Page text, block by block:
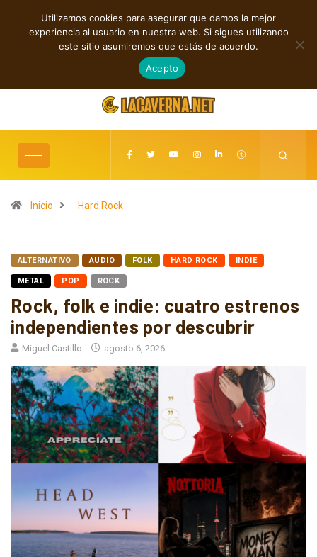
TENDENCIAS
Rock, folk e indie: cuatro estrenos independientes por descubrir
agosto 7, 2026
Inicio Hard Rock
ALTERNATIVO AUDIO FOLK HARD ROCK INDIE
METAL POP ROCK
Rock, folk e indie: cuatro estrenos
independientes por descubrir
Miguel Castillo agosto 6, 2026
Utilizamos cookies para asegurar que damos la mejor
experiencia al usuario en nuestra web. Si sigues utilizando
este sitio asumiremos que estás de acuerdo.
Acepto